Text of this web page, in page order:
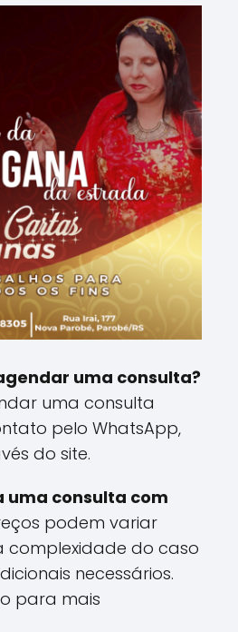
uma consulta?
uma consulta
pelo WhatsApp,
do site.
uma consulta com
podem variar
complexidade do caso
necessários.
para mais